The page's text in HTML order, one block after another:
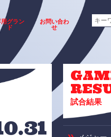
用グラン
ド
お問い合わ
せ
試合結果